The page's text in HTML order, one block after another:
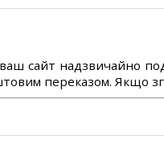
сайт надзвичайно
переказом. Якщо